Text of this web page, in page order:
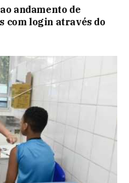
andamento de
com login através do